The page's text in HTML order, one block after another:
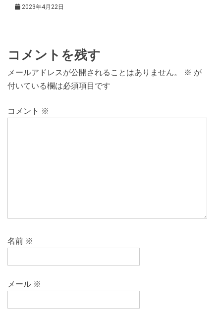
2023年4月22日
コメントを残す
メールアドレスが公開されることはありません。 ※ が
付いている欄は必須項目です
コメント ※
名前 ※
メール ※